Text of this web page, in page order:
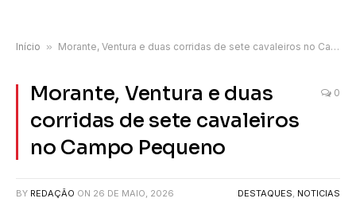
Início » Morante, Ventura e duas corridas de sete cavaleiros no Campo Pequeno
Morante, Ventura e duas
corridas de sete cavaleiros
no Campo Pequeno
0
BY REDAÇÃO ON 26 DE MAIO, 2026 DESTAQUES, NOTICIAS